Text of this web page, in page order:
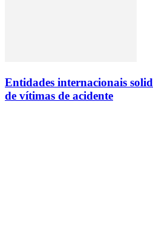
Entidades internacionais
de vítimas de acidente